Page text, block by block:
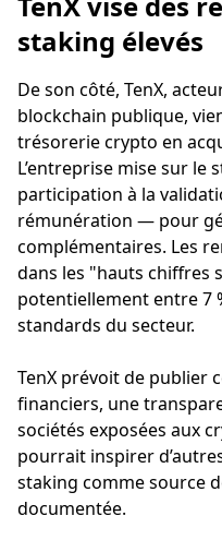
staking élevés
De son côté, TenX,
blockchain publique,
trésorerie crypto en
L’entreprise mise sur le
participation à la
rémunération — pour
complémentaires. Les
dans les "hauts chiffres
potentiellement entre 7
standards du secteur.
TenX prévoit de publier
financiers, une
sociétés exposées aux
pourrait inspirer
staking comme source
documentée.